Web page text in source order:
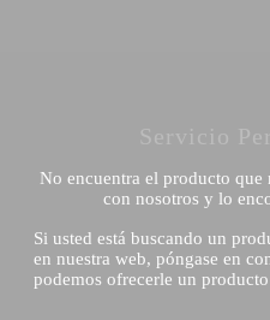
No encuentra el producto que
con nosotros y lo
Si usted está buscando un
en nuestra web, póngase en
podemos ofrecerle un